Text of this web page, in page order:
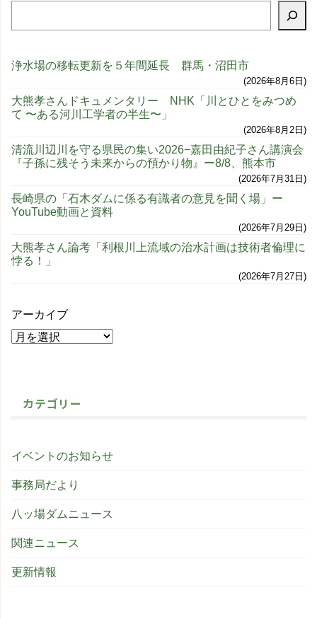
浄水場の移転更新を５年間延長 群馬・沼田市
2026年8月6日
大熊孝さんドキュメンタリー NHK「川とひとをみつめ
て 〜ある河川工学者の半生〜」
2026年8月2日
清流川辺川を守る県民の集い2026−嘉田由紀子さん講演会
『子孫に残そう未来からの預かり物』ー8/8、熊本市
2026年7月31日
長崎県の「石木ダムに係る有識者の意見を聞く場」ー
YouTube動画と資料
2026年7月29日
大熊孝さん論考「利根川上流域の治水計画は技術者倫理に
悖る！」
2026年7月27日
アーカイブ
カテゴリー
イベントのお知らせ
事務局だより
八ッ場ダムニュース
関連ニュース
更新情報